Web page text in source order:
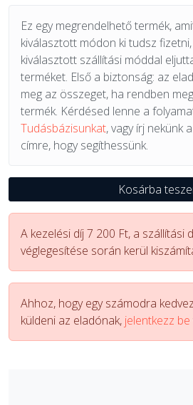
Ez egy megrendelhető termék,
kiválasztott módon ki tudsz
kiválasztott szállítási móddal
terméket. Első a biztonság: az
meg az összeget, ha rendben
termék. Kérdésed lenne a
Tudásbázisunkat, vagy írj nekünk
címre, hogy segíthessünk.
Kosárba
A kezelési díj 7 200 Ft, a szállítási
véglegesítése során kerül
Ahhoz, hogy egy számodra
küldeni az eladónak, jelentkezz be